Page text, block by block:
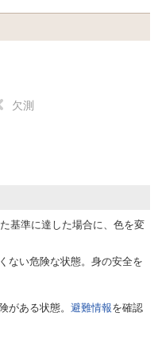
欠測
基準に達した場合に、色を変
ない危険な状態。身の安全を
がある状態。 避難情報を確認